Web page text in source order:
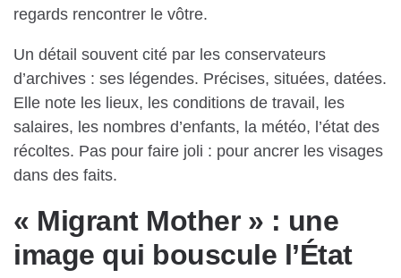
regards rencontrer le vôtre.
Un détail souvent cité par les conservateurs
d’archives : ses légendes. Précises, situées, datées.
Elle note les lieux, les conditions de travail, les
salaires, les nombres d’enfants, la météo, l’état des
récoltes. Pas pour faire joli : pour ancrer les visages
dans des faits.
« Migrant Mother » : une
image qui bouscule l’État